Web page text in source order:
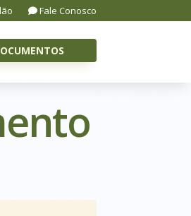
Fale Conosco